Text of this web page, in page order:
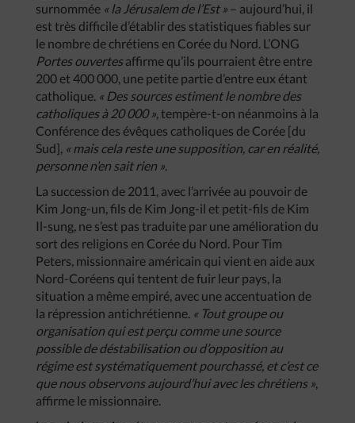
surnommée « la Jérusalem de l’Est » – aujourd’hui, il
est très difficile d’établir des statistiques fiables sur
le nombre de chrétiens en Corée du Nord. L’ONG
Portes ouvertesaffirme qu’ils pourraient être entre
200 et 400 000, une petite partie d’entre eux étant
catholique. « Des sources estiment le nombre des
catholiques à 20 000 », tempère-t-on néanmoins à la
Conférence des évêques catholiques de Corée [du
Sud], « mais cela reste une supposition, car en réalité,
personne n’en sait rien ».
La succession de 2011, avec l’arrivée au pouvoir de
Kim Jong-un, fils de Kim Jong-il et petit-fils de Kim
Il-sung, ne s’est pas traduite par une amélioration du
sort des religions en Corée du Nord. Pour Tim
Peters, missionnaire américain qui vient en aide aux
Nord-Coréens qui tentent de fuir leur pays, la
situation a même empiré, avec une accentuation de
la répression antichrétienne. « Tout groupe ou
organisation qui est perçu comme une source
possible de déstabilisation ou d’opposition au
régime est systématiquement pourchassé, et c’est ce
que nous observons aujourd’hui avec les chrétiens »,
affirme le missionnaire.